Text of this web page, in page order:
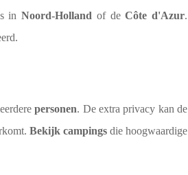
inNoord-Holland of deCôte d'Azur.
personen. De extra privacy kan de
Bekijk campingsdie hoogwaardige